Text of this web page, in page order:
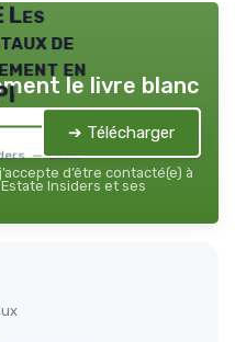
Les
de
en
— 2026
le livre blanc
➔ Télécharger
d’être contacté(e) à
Insiders et ses